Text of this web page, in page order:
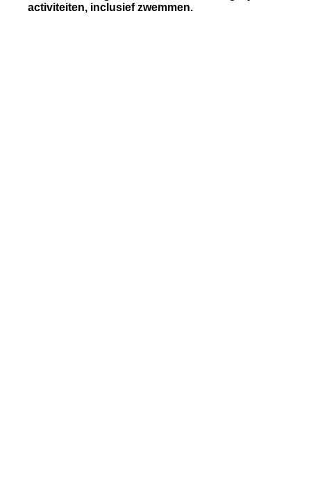
activiteiten, inclusief zwemmen.